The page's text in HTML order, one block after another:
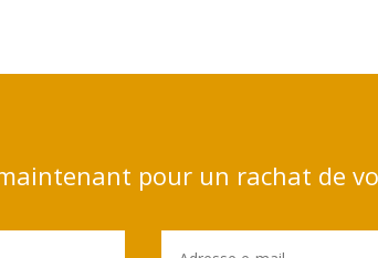
pour un rachat de